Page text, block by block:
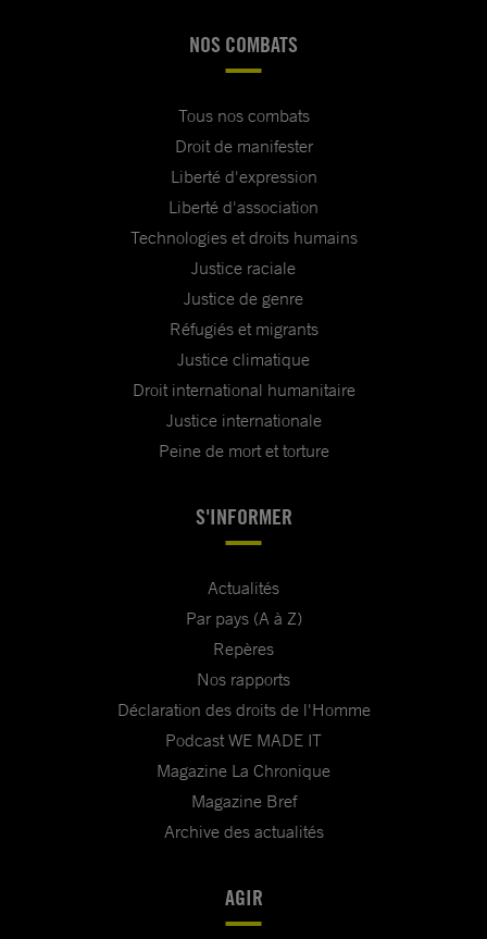
NOS COMBATS
Tous nos combats
Droit de manifester
Liberté d'expression
Liberté d'association
Technologies et droits humains
Justice raciale
Justice de genre
Réfugiés et migrants
Justice climatique
Droit international humanitaire
Justice internationale
Peine de mort et torture
S'INFORMER
Actualités
Par pays (A à Z)
Repères
Nos rapports
Déclaration des droits de l'Homme
Podcast WE MADE IT
Magazine La Chronique
Magazine Bref
Archive des actualités
AGIR